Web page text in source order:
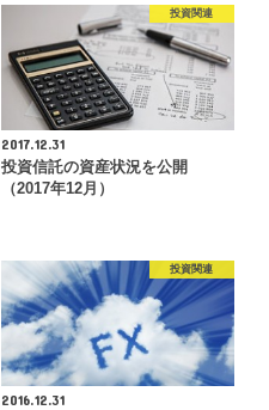
投資関連
2017.12.31
投資信託の資産状況を公開
（2017年12月）
投資関連
2016.12.31